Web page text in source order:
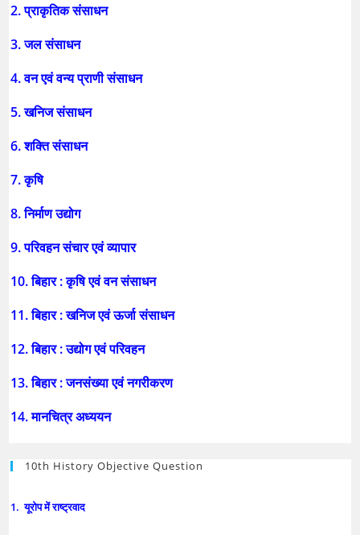
2. प्राकृतिक संसाधन
3. जल संसाधन
4. वन एवं वन्य प्राणी संसाधन
5. खनिज संसाधन
6. शक्ति संसाधन
7. कृषि
8. निर्माण उद्योग
9. परिवहन संचार एवं व्यापार
10. बिहार : कृषि एवं वन संसाधन
11. बिहार : खनिज एवं ऊर्जा संसाधन
12. बिहार : उद्योग एवं परिवहन
13. बिहार : जनसंख्या एवं नगरीकरण
14. मानचित्र अध्ययन
10th History Objective Question
1. यूरोप में राष्ट्रवाद